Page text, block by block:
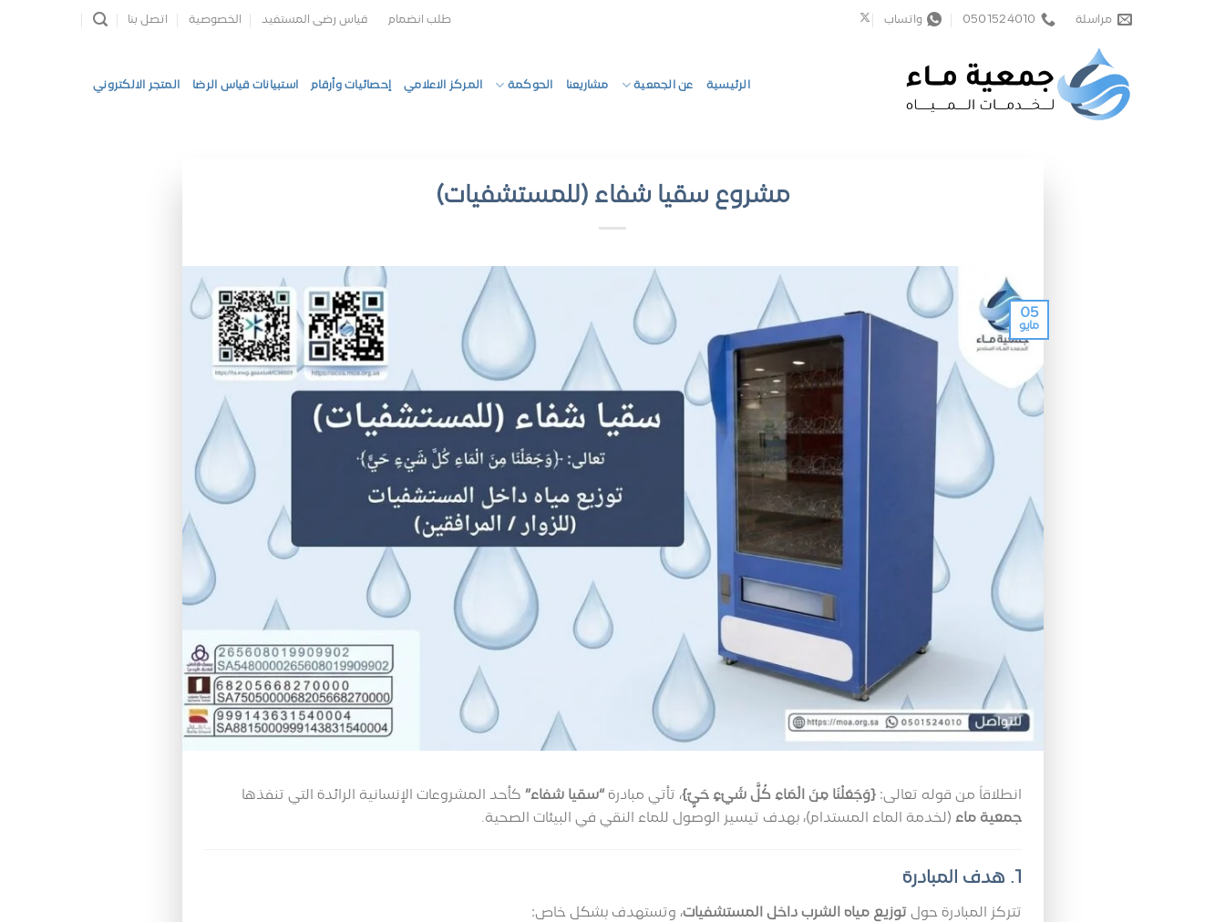
مراسلة 0501524010 واتساب طلب انضمام قياس رضى المستفيد الخصوصية اتصل بنا
الرئيسية عن الجمعية مشاريعنا الحوكمة المركز الاعلامي إحصائيات وأرقام استبيانات قياس الرضا المتجر الالكتروني
مشروع سقيا شفاء (للمستشفيات)
05
مايو
انطلاقاً من قوله تعالى:{وَجَعَلْنَا مِنَ الْمَاءِ كُلَّ شَيْءٍ حَيٍّ}، تأتي مبادرة“سقيا شفاء” كأحد المشروعات الإنسانية الرائدة التي تنفذها
جمعية ماء (لخدمة الماء المستدام)، بهدف تيسير الوصول للماء النقي في البيئات الصحية.
1. هدف المبادرة
تتركز المبادرة حولتوزيع مياه الشرب داخل المستشفيات، وتستهدف بشكل خاص: